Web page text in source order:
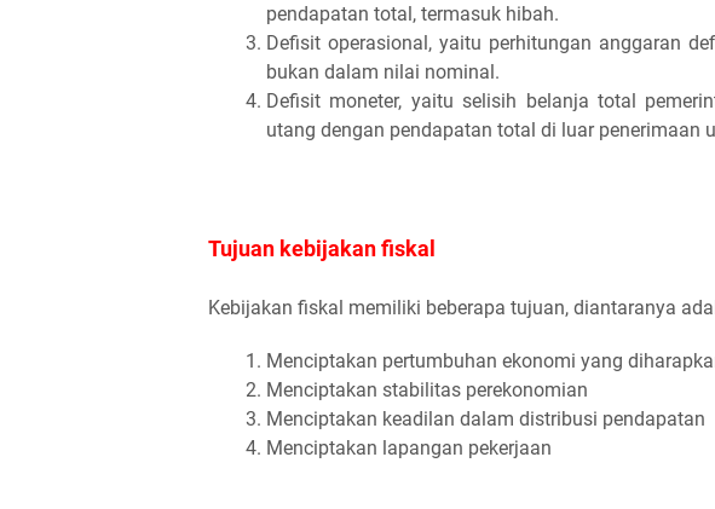
pendapatan total, termasuk hibah.
Defisit operasional, yaitu perhitungan anggaran
bukan dalam nilai nominal.
Defisit moneter, yaitu selisih belanja total
utang dengan pendapatan total di luar penerimaan
Tujuan kebijakan fiskal
Kebijakan fiskal memiliki beberapa tujuan, diantaranya
Menciptakan pertumbuhan ekonomi yang
Menciptakan stabilitas perekonomian
Menciptakan keadilan dalam distribusi pendapatan
Menciptakan lapangan pekerjaan